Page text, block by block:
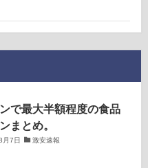
で最大半額程度の食品
まとめ。
月7日 激安速報